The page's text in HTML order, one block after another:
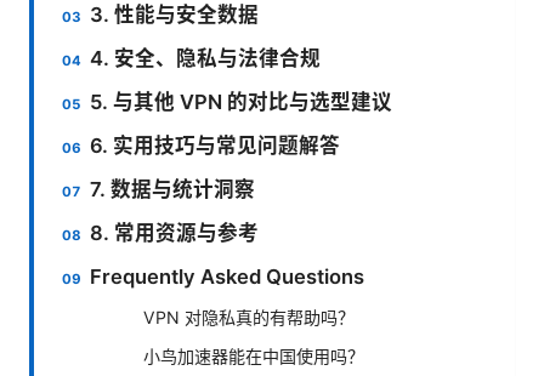
3. 性能与安全数据
4. 安全、隐私与法律合规
5. 与其他 VPN 的对比与选型建议
6. 实用技巧与常见问题解答
7. 数据与统计洞察
8. 常用资源与参考
Frequently Asked Questions
VPN 对隐私真的有帮助吗？
小鸟加速器能在中国使用吗？